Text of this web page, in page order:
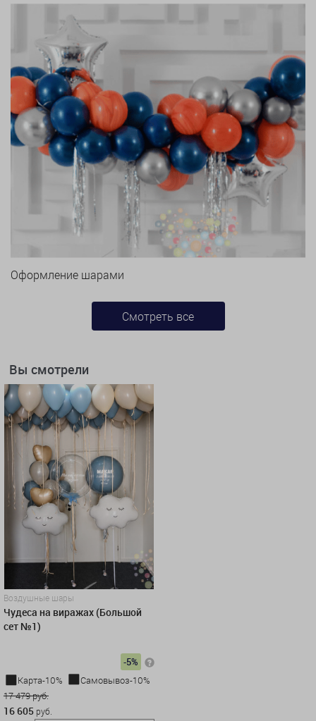
Оформление шарами
Смотреть все
Вы смотрели
Воздушные шары
Чудеса на виражах (Большой
сет №1)
-5%
Карта-10%
Самовывоз-10%
17 479 руб.
16 605 руб.